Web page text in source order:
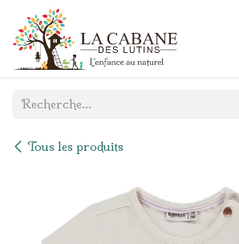
Se rendre au contenu
Tous les produits